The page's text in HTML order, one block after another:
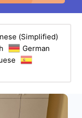
(Simplified)
German